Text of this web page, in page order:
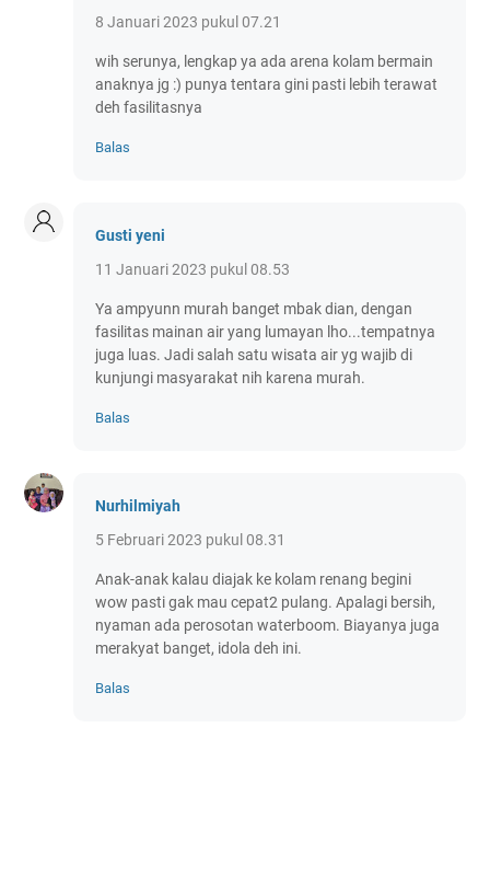
8 Januari 2023 pukul 07.21
wih serunya, lengkap ya ada arena kolam bermain
anaknya jg :) punya tentara gini pasti lebih terawat
deh fasilitasnya
Balas
Gusti yeni
11 Januari 2023 pukul 08.53
Ya ampyunn murah banget mbak dian, dengan
fasilitas mainan air yang lumayan lho...tempatnya
juga luas. Jadi salah satu wisata air yg wajib di
kunjungi masyarakat nih karena murah.
Balas
Nurhilmiyah
5 Februari 2023 pukul 08.31
Anak-anak kalau diajak ke kolam renang begini
wow pasti gak mau cepat2 pulang. Apalagi bersih,
nyaman ada perosotan waterboom. Biayanya juga
merakyat banget, idola deh ini.
Balas